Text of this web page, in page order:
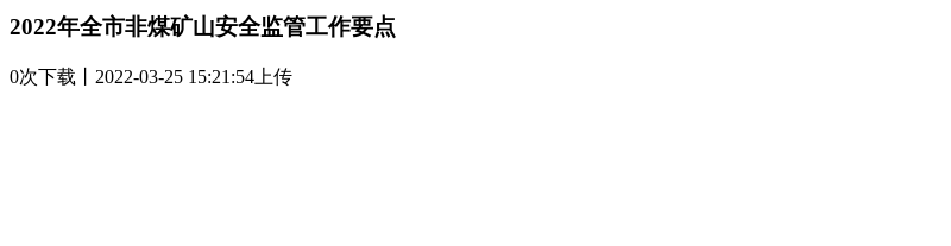
2022年全市非煤矿山安全监管工作要点
0次下载 丨2022-03-25 15:21:54上传